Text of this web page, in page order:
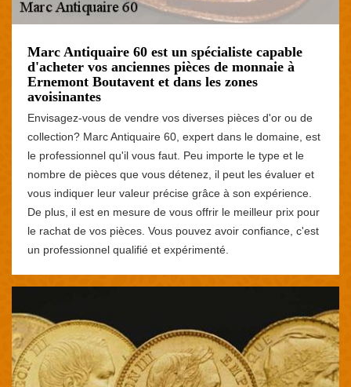
Marc Antiquaire 60 est un spécialiste capable
d'acheter vos anciennes pièces de monnaie à
Ernemont Boutavent et dans les zones
avoisinantes
Envisagez-vous de vendre vos diverses pièces d'or ou de
collection? Marc Antiquaire 60, expert dans le domaine, est
le professionnel qu'il vous faut. Peu importe le type et le
nombre de pièces que vous détenez, il peut les évaluer et
vous indiquer leur valeur précise grâce à son expérience.
De plus, il est en mesure de vous offrir le meilleur prix pour
le rachat de vos pièces. Vous pouvez avoir confiance, c'est
un professionnel qualifié et expérimenté.